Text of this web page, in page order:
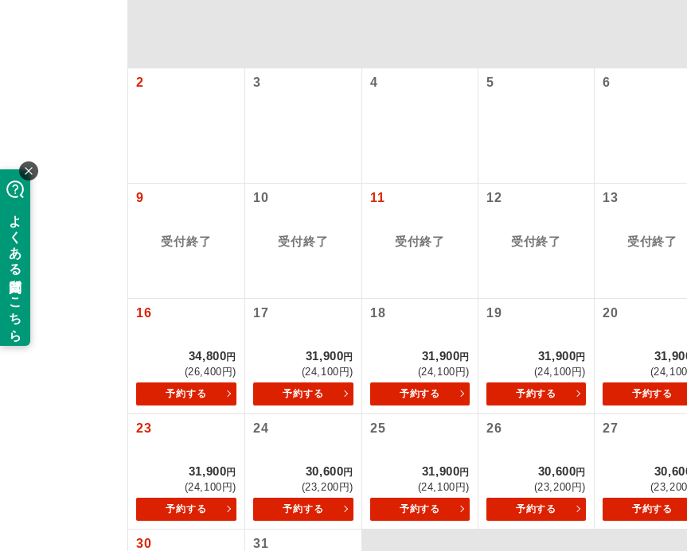
2 3 4 5 6
9
受付終了
10
受付終了
11
受付終了
12
受付終了
13
受付終了
16
34,800円
(26,400円)
予約する
17
31,900円
(24,100円)
予約する
18
31,900円
(24,100円)
予約する
19
31,900円
(24,100円)
予約する
20
予約する
23
31,900円
(24,100円)
予約する
24
30,600円
(23,200円)
予約する
25
31,900円
(24,100円)
予約する
26
30,600円
(23,200円)
予約する
27
予約する
30 31
航空会社が設定する「個人包括旅行運賃」を利用したツアーです。
ご旅行の契約が成立となります。
ご予約方法について
ウェブ限定コースとなりますので、コールセンター及びカウンターでの
現地添乗員同行
現地到着空港（駅）から最終日出発空港（
バスガイド乗務 バスガイドが乗務し、車内での観光案内が
ユネスコに登録されている文化遺産や自然
絶景 絶景スポットに立ち寄るコースです。
温泉 温泉地にも宿泊するコースです。
大浴場 ご宿泊ホテルに大浴場が付いています。
全食事付き
全てのお食事が付いていますので、お食事